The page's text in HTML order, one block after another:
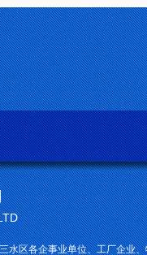
水区各企事业单位、工厂企业